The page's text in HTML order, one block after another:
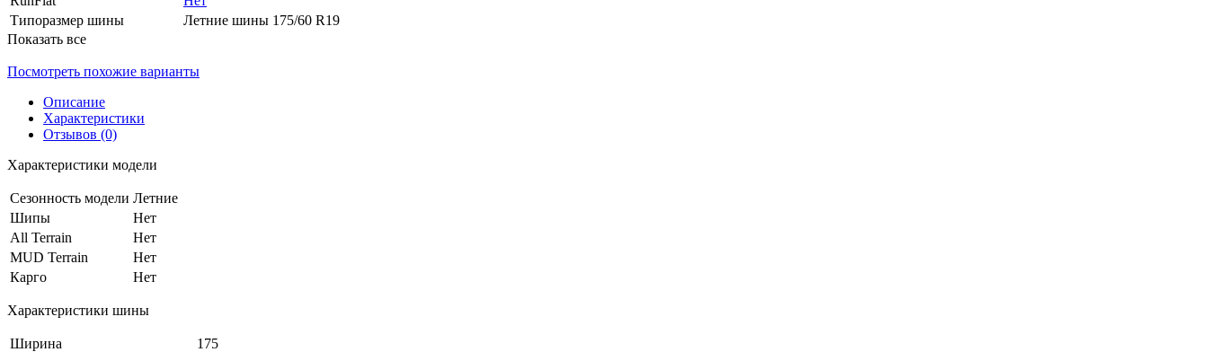
Типоразмер шины
Летние шины 175/60 R19
Показать все
Посмотреть похожие варианты
Описание
Характеристики
Отзывов (0)
Характеристики модели
Сезонность модели Летние
Шипы
Нет
All Terrain
Нет
MUD Terrain
Нет
Карго
Нет
Характеристики шины
Ширина
175